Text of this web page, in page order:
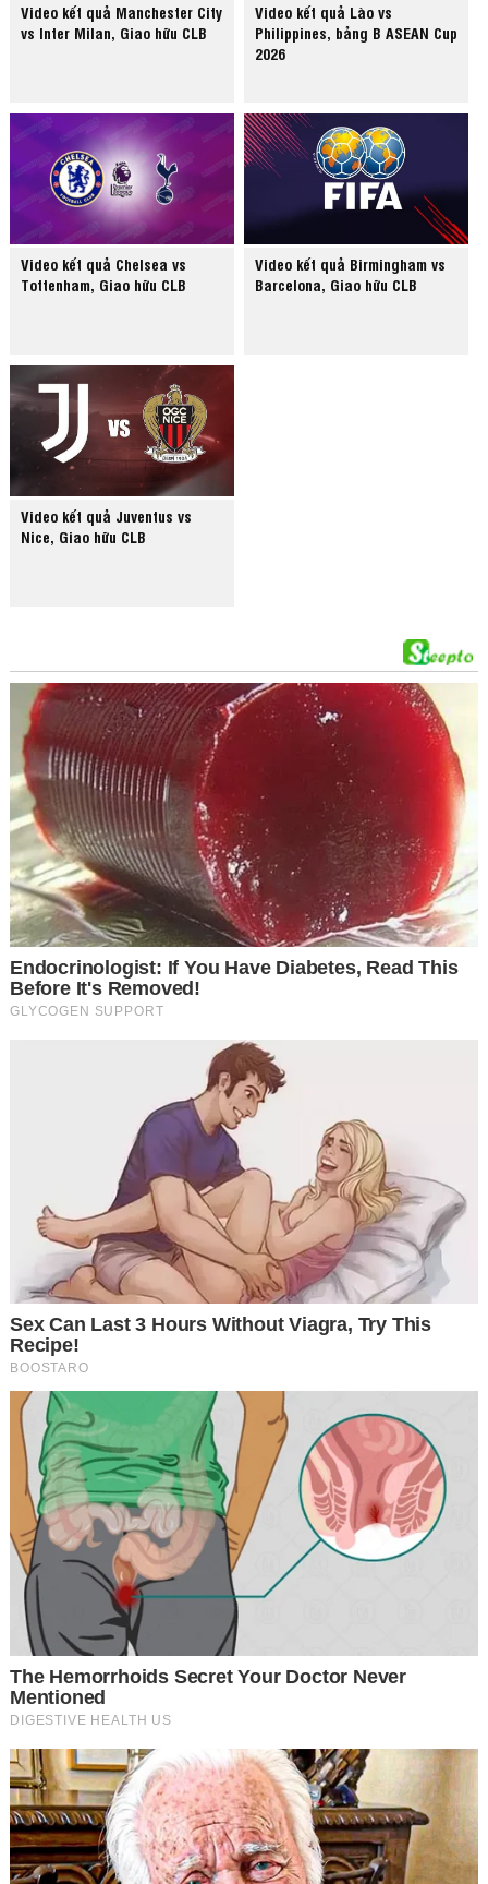
Video kết quả Manchester City
vs Inter Milan, Giao hữu CLB
Video kết quả Lào vs
Philippines, bảng B ASEAN Cup
2026
Video kết quả Chelsea vs
Tottenham, Giao hữu CLB
Video kết quả Birmingham vs
Barcelona, Giao hữu CLB
Video kết quả Juventus vs
Nice, Giao hữu CLB